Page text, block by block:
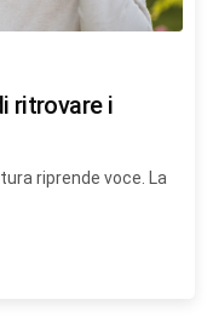
ritrovare i
riprende voce. La